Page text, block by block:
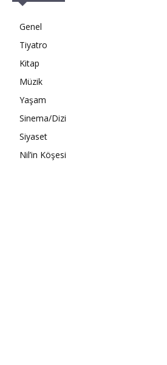
Genel
Tiyatro
Kitap
Müzik
Yaşam
Sinema/Dizi
Siyaset
Nil’in Köşesi